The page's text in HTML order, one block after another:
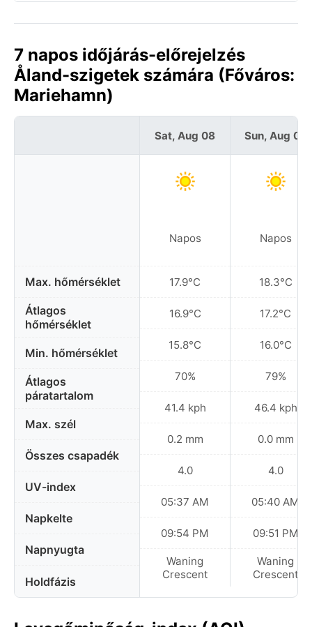
7 napos időjárás-előrejelzés
Åland-szigetek számára (Főváros:
Mariehamn)
Max. hőmérséklet
Átlagos
hőmérséklet
Min. hőmérséklet
Átlagos
páratartalom
Max. szél
Összes csapadék
UV-index
Napkelte
Napnyugta
Holdfázis
Sat, Aug 08
Napos
17.9°C
16.9°C
15.8°C
70%
41.4 kph
0.2 mm
4.0
05:37 AM
09:54 PM
Waning
Crescent
Sun, Aug 09
Napos
18.3°C
17.2°C
16.0°C
79%
46.4 kph
0.0 mm
4.0
05:40 AM
09:51 PM
Waning
Crescent